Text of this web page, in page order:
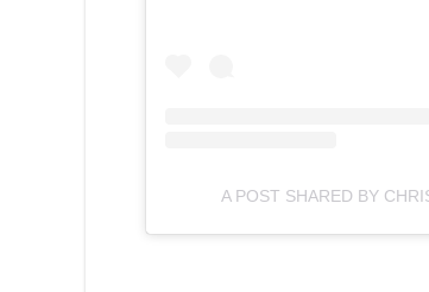
A POST SHARED BY